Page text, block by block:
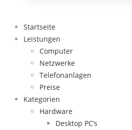
Startseite
Leistungen
Computer
Netzwerke
Telefonanlagen
Preise
Kategorien
Hardware
Desktop PC’s